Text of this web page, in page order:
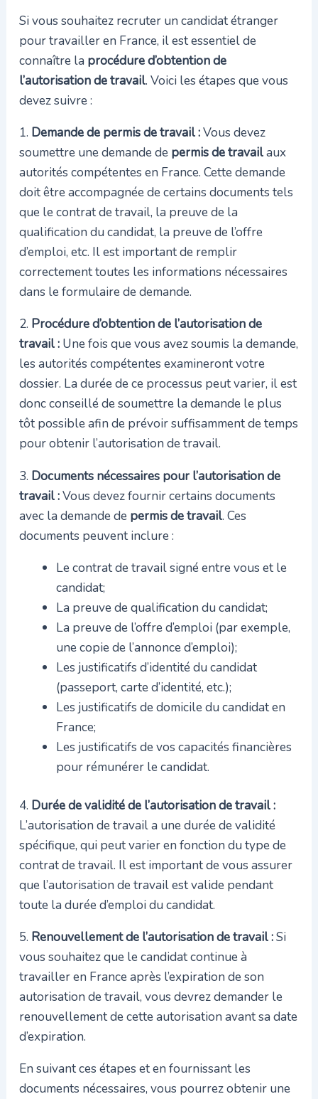
Si vous souhaitez recruter un candidat étranger
pour travailler en France, il est essentiel de
connaître la procédure d’obtention de
l’autorisation de travail. Voici les étapes que vous
devez suivre :
1. Demande de permis de travail :Vous devez
soumettre une demande de permis de travailaux
autorités compétentes en France. Cette demande
doit être accompagnée de certains documents tels
que le contrat de travail, la preuve de la
qualification du candidat, la preuve de l’offre
d’emploi, etc. Il est important de remplir
correctement toutes les informations nécessaires
dans le formulaire de demande.
2. Procédure d’obtention de l’autorisation de
travail :Une fois que vous avez soumis la demande,
les autorités compétentes examineront votre
dossier. La durée de ce processus peut varier, il est
donc conseillé de soumettre la demande le plus
tôt possible afin de prévoir suffisamment de temps
pour obtenir l’autorisation de travail.
3. Documents nécessaires pour l’autorisation de
travail :Vous devez fournir certains documents
avec la demande de permis de travail. Ces
documents peuvent inclure :
Le contrat de travail signé entre vous et le
candidat;
La preuve de qualification du candidat;
La preuve de l’offre d’emploi (par exemple,
une copie de l’annonce d’emploi);
Les justificatifs d’identité du candidat
(passeport, carte d’identité, etc.);
Les justificatifs de domicile du candidat en
France;
Les justificatifs de vos capacités financières
pour rémunérer le candidat.
4. Durée de validité de l’autorisation de travail :
L’autorisation de travail a une durée de validité
spécifique, qui peut varier en fonction du type de
contrat de travail. Il est important de vous assurer
que l’autorisation de travail est valide pendant
toute la durée d’emploi du candidat.
5. Renouvellement de l’autorisation de travail :Si
vous souhaitez que le candidat continue à
travailler en France après l’expiration de son
autorisation de travail, vous devrez demander le
renouvellement de cette autorisation avant sa date
d’expiration.
En suivant ces étapes et en fournissant les
documents nécessaires, vous pourrez obtenir une